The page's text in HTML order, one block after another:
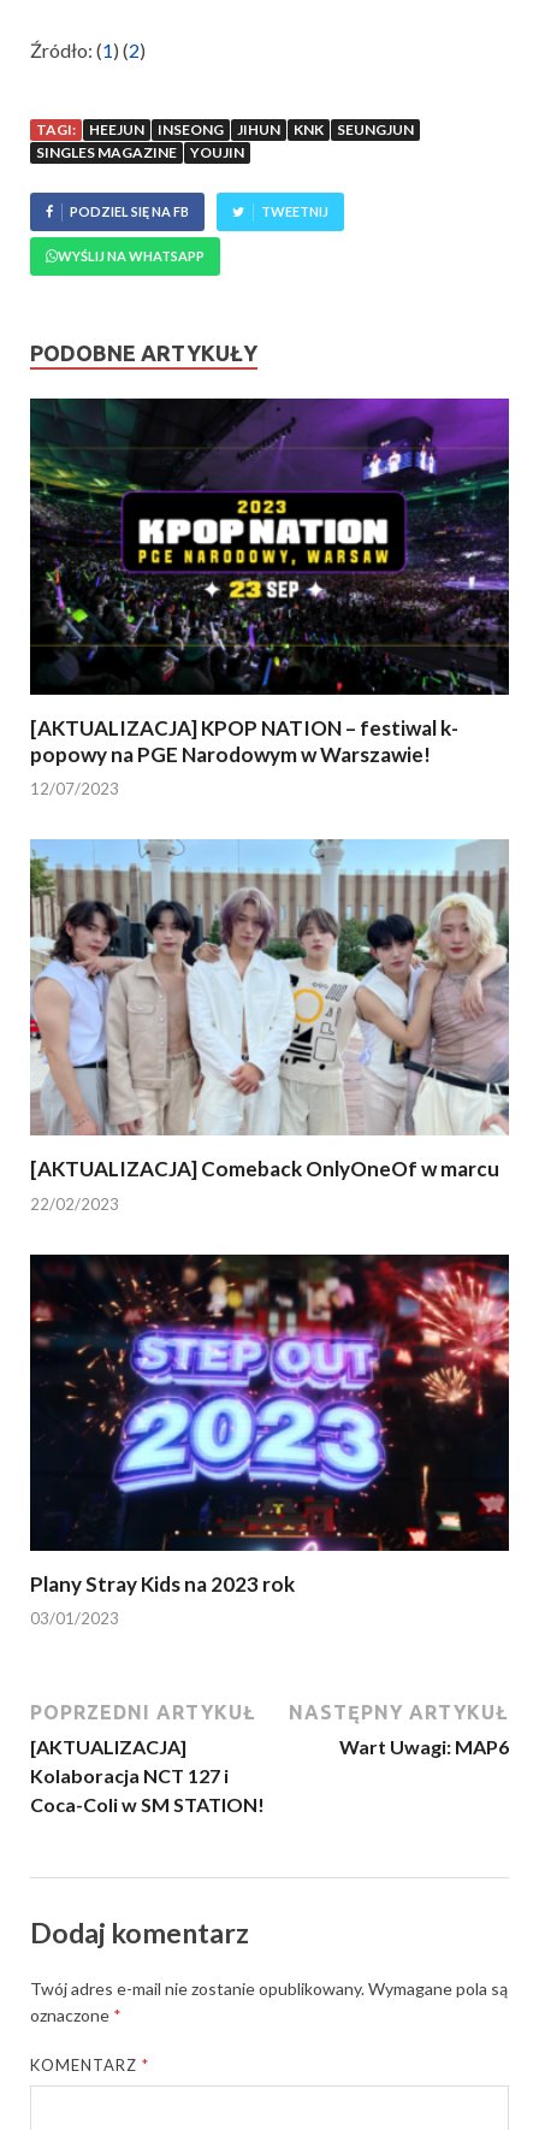
Źródło: (1) (2)
TAGI: HEEJUN INSEONG JIHUN KNK
SEUNGJUN
SINGLES MAGAZINE
YOUJIN
PODZIEL SIĘ NA FB TWEETNIJ
WYŚLIJ NA WHATSAPP
PODOBNE ARTYKUŁY
[AKTUALIZACJA] KPOP NATION – festiwal k-
popowy na PGE Narodowym w Warszawie!
12/07/2023
[AKTUALIZACJA] Comeback OnlyOneOf w marcu
22/02/2023
Plany Stray Kids na 2023 rok
03/01/2023
POPRZEDNI ARTYKUŁ
[AKTUALIZACJA]
Kolaboracja NCT 127 i
Coca-Coli w SM STATION!
NASTĘPNY ARTYKUŁ
Wart Uwagi: MAP6
Dodaj komentarz
Twój adres e-mail nie zostanie opublikowany.Wymagane pola są
oznaczone *
KOMENTARZ*